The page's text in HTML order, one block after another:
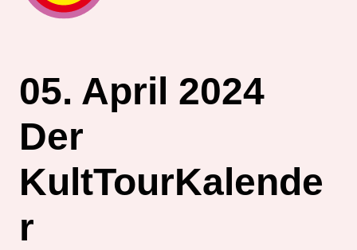
05. April 2024
Der
KultTourKalende
r